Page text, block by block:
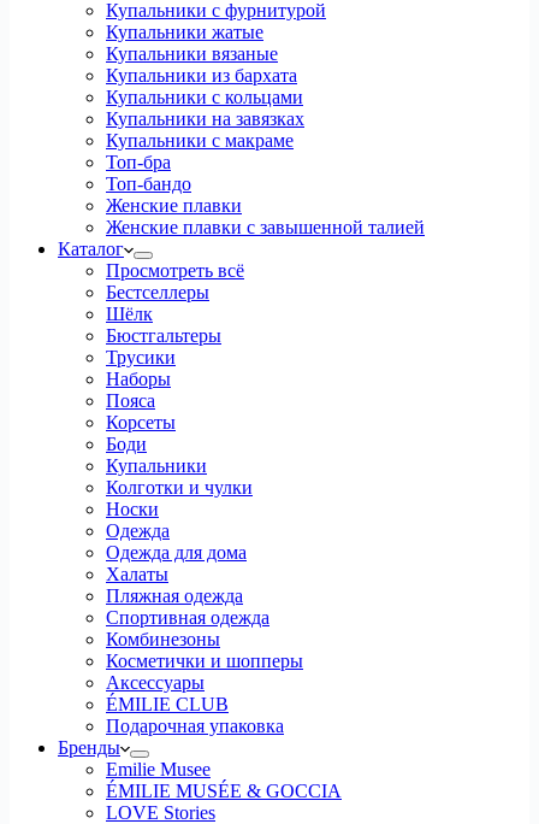
Купальники с фурнитурой
Купальники жатые
Купальники вязаные
Купальники из бархата
Купальники с кольцами
Купальники на завязках
Купальники с макраме
Топ-бра
Топ-бандо
Женские плавки
Женские плавки с завышенной талией
Каталог
Просмотреть всё
Бестселлеры
Шёлк
Бюстгальтеры
Трусики
Наборы
Пояса
Корсеты
Боди
Купальники
Колготки и чулки
Носки
Одежда
Одежда для дома
Халаты
Пляжная одежда
Спортивная одежда
Комбинезоны
Косметички и шопперы
Аксессуары
ÉMILIE CLUB
Подарочная упаковка
Бренды
Emilie Musee
ÉMILIE MUSÉE & GOCCIA
LOVE Stories